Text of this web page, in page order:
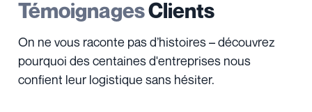
TémoignagesClients
On ne vous raconte pas d’histoires – découvrez
pourquoi des centaines d'entreprises nous
confient leur logistique sans hésiter.